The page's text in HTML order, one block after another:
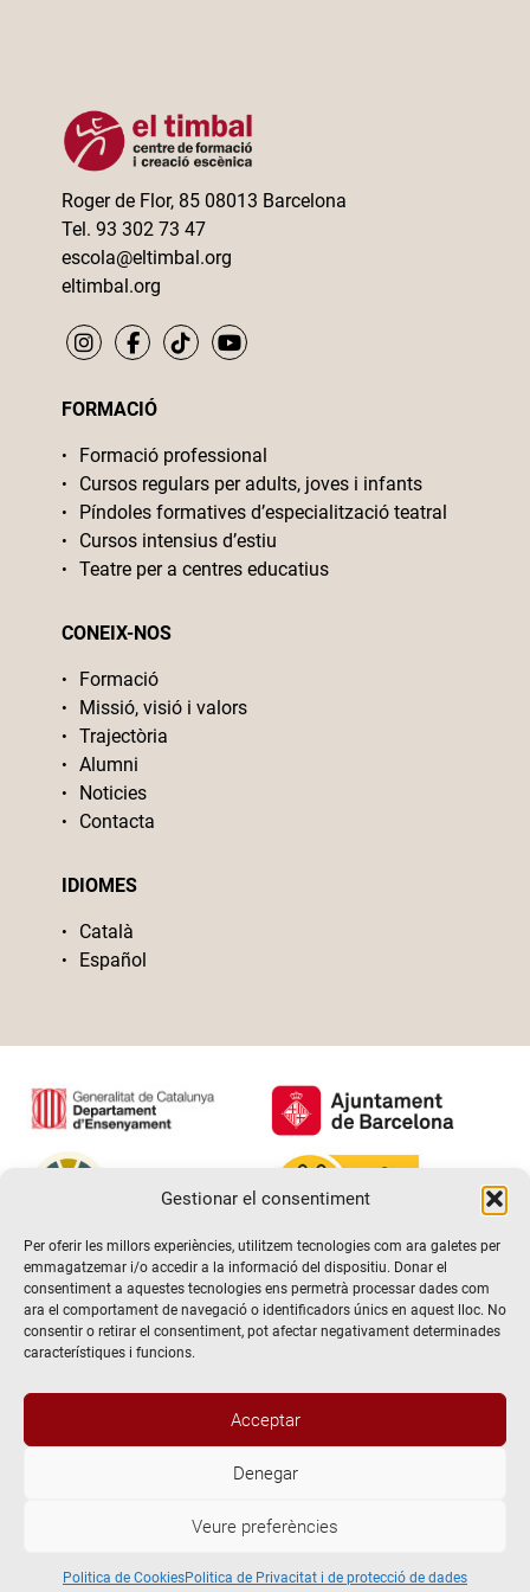
Gestionar el consentiment
Per oferir les millors experiències, utilitzem tecnologies com ara galetes per
emmagatzemar i/o accedir a la informació del dispositiu. Donar el
consentiment a aquestes tecnologies ens permetrà processar dades com
ara el comportament de navegació o identificadors únics en aquest lloc. No
consentir o retirar el consentiment, pot afectar negativament determinades
característiques i funcions.
Acceptar
Denegar
Veure preferències
Politica de CookiesPolitica de Privacitat i de protecció de dades
Roger de Flor, 85 08013 Barcelona
Tel. 93 302 73 47
escola@eltimbal.org
eltimbal.org
FORMACIÓ
Formació professional
Cursos regulars per adults, joves i infants
Píndoles formatives d’especialització teatral
Cursos intensius d’estiu
Teatre per a centres educatius
CONEIX-NOS
Formació
Missió, visió i valors
Trajectòria
Alumni
Noticies
Contacta
IDIOMES
Català
Español
@2026 Escola de teatre El Timbal. Tots els drets reservats
Avís Legal
Politica de Cookies